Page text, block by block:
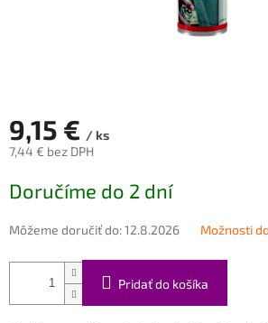
9,15 € / ks
7,44 € bez DPH
cena:
Doručíme do 2 dní
Môžeme doručiť do:12.8.2026 Možnosti
Pridať do košíka